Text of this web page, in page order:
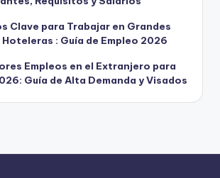
Clave para Trabajar en Grandes
: Guía de Empleo 2026
Empleos en el Extranjero para
Guía de Alta Demanda y Visados